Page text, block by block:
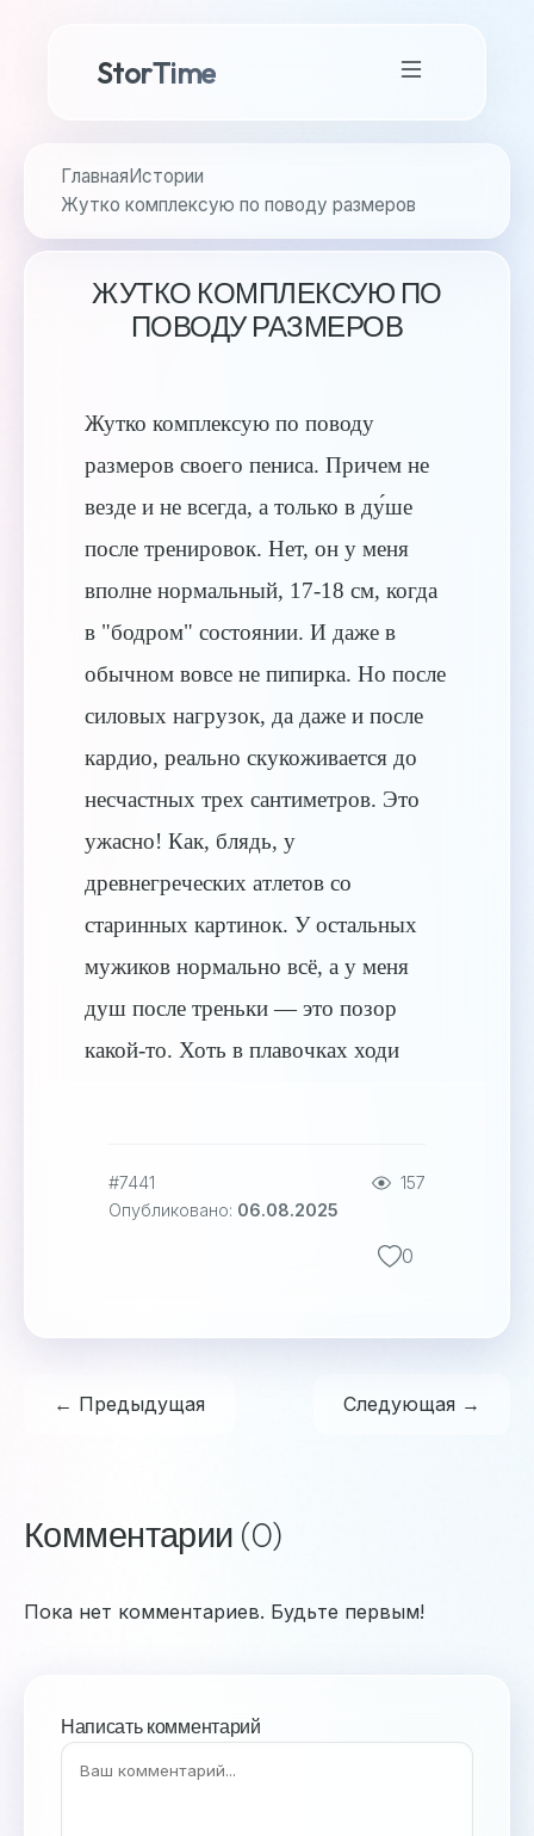
StorTime
ГлавнаяИстории
Жутко комплексую по поводу размеров
ЖУТКО КОМПЛЕКСУЮ ПО
ПОВОДУ РАЗМЕРОВ
Жутко комплексую по поводу
размеров своего пениса. Причем не
везде и не всегда, а только в ду́ше
после тренировок. Нет, он у меня
вполне нормальный, 17-18 см, когда
в "бодром" состоянии. И даже в
обычном вовсе не пипирка. Но после
силовых нагрузок, да даже и после
кардио, реально скукоживается до
несчастных трех сантиметров. Это
ужасно! Как, блядь, у
древнегреческих атлетов со
старинных картинок. У остальных
мужиков нормально всё, а у меня
душ после треньки — это позор
какой-то. Хоть в плавочках ходи
#7441
157
Опубликовано: 06.08.2025
0
← Предыдущая Следующая →
Комментарии (0)
Пока нет комментариев. Будьте первым!
Написать комментарий